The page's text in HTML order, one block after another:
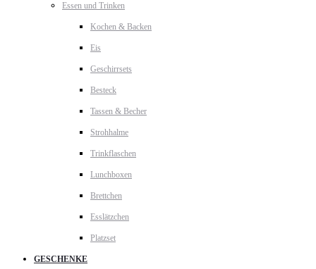
Essen und Trinken
Kochen & Backen
Eis
Geschirrsets
Besteck
Tassen & Becher
Strohhalme
Trinkflaschen
Lunchboxen
Brettchen
Esslätzchen
Platzset
GESCHENKE